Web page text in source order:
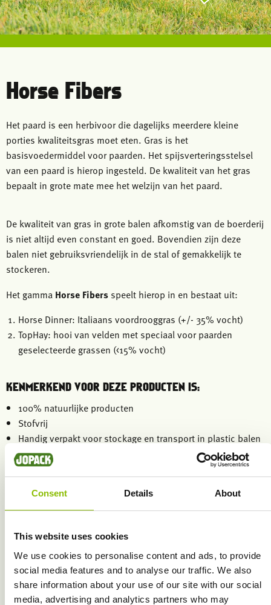
Consent Details About
This website uses cookies
We use cookies to personalise content and ads, to provide
social media features and to analyse our traffic. We also
share information about your use of our site with our social
media, advertising and analytics partners who may
Horse Fibers
Het paard is een herbivoor die dagelijks meerdere kleine
porties kwaliteitsgras moet eten. Gras is het
basisvoedermiddel voor paarden. Het spijsverteringsstelsel
van een paard is hierop ingesteld. De kwaliteit van het gras
bepaalt in grote mate mee het welzijn van het paard.
De kwaliteit van gras in grote balen afkomstig van de boerderij
is niet altijd even constant en goed. Bovendien zijn deze
balen niet gebruiksvriendelijk in de stal of gemakkelijk te
stockeren.
Het gamma Horse Fibers speelt hierop in en bestaat uit:
Horse Dinner: Italiaans voordrooggras (+/- 35% vocht)
TopHay: hooi van velden met speciaal voor paarden
geselecteerde grassen (<15% vocht)
KENMERKEND VOOR DEZE PRODUCTEN IS:
100% natuurlijke producten
Stofvrij
Handig verpakt voor stockage en transport in plastic balen
Meer eigenschappen en voordelen van
elk product vindt u terug op de
productpagina's.